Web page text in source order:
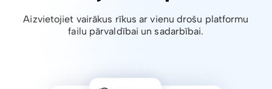
Aizvietojiet vairākus rīkus ar vienu drošu platformu
failu pārvaldībai un sadarbībai.